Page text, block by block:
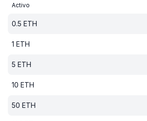
Activo
0.5 ETH
1 ETH
5 ETH
10 ETH
50 ETH